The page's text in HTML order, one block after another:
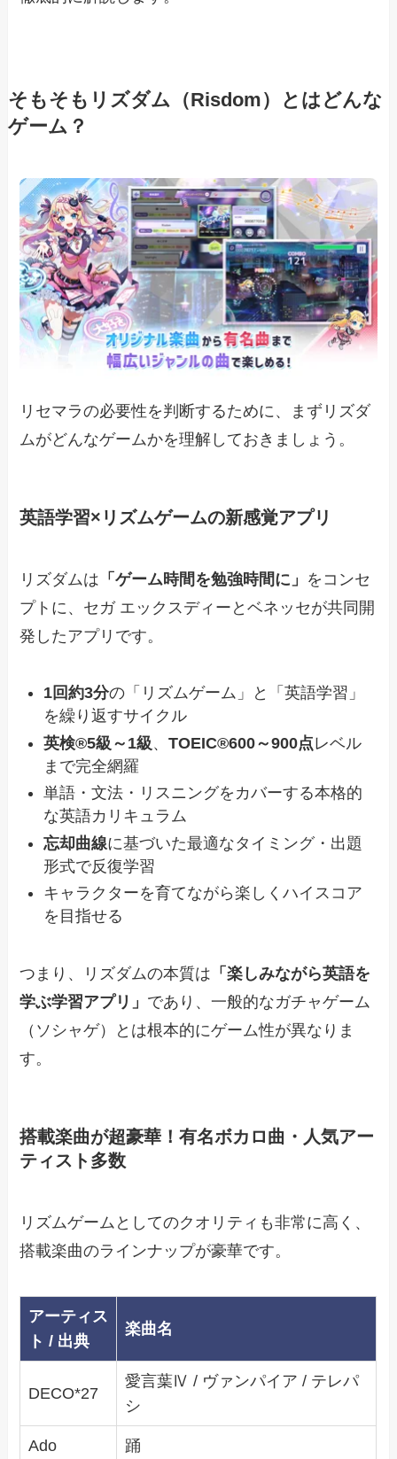
そもそもリズダム（Risdom）とはどんな
ゲーム？
リセマラの必要性を判断するために、まずリズダ
ムがどんなゲームかを理解しておきましょう。
英語学習×リズムゲームの新感覚アプリ
リズダムは 「ゲーム時間を勉強時間に」 をコンセ
プトに、セガ エックスディーとベネッセが共同開
発したアプリです。
1回約3分の「リズムゲーム」と「英語学習」
を繰り返すサイクル
英検®5級～1級 、TOEIC®600～900点レベル
まで完全網羅
単語・文法・リスニングをカバーする本格的
な英語カリキュラム
忘却曲線に基づいた最適なタイミング・出題
形式で反復学習
キャラクターを育てながら楽しくハイスコア
を目指せる
つまり、リズダムの本質は 「楽しみながら英語を
学ぶ学習アプリ」 であり、一般的なガチャゲーム
（ソシャゲ）とは根本的にゲーム性が異なりま
す。
搭載楽曲が超豪華！有名ボカロ曲・人気アー
ティスト多数
リズムゲームとしてのクオリティも非常に高く、
搭載楽曲のラインナップが豪華です。
アーティス
ト / 出典
楽曲名
DECO*27
愛言葉Ⅳ / ヴァンパイア / テレパ
シ
Ado 踊